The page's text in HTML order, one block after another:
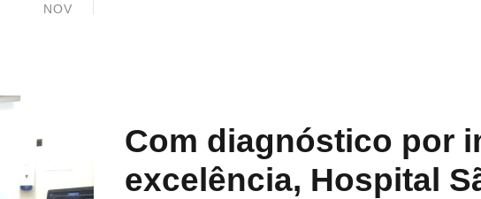
NOV
Com diagnóstico por
excelência, Hospital